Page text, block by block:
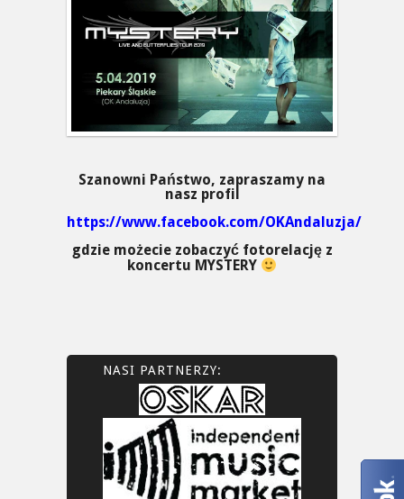
Szanowni Państwo, zapraszamy na
nasz profil
https://www.facebook.com/OKAndaluzja/
gdzie możecie zobaczyć fotorelację z
koncertu MYSTERY
NASI PARTNERZY: